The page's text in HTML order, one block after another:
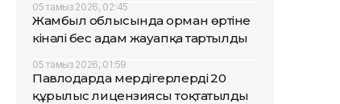
05 тамыз 2026, 02:45
Жамбыл облысында орман өртіне
кінәлі бес адам жауапқа тартылды
05 тамыз 2026, 01:59
Павлодарда мердігерлердің 20
құрылыс лицензиясы тоқтатылды